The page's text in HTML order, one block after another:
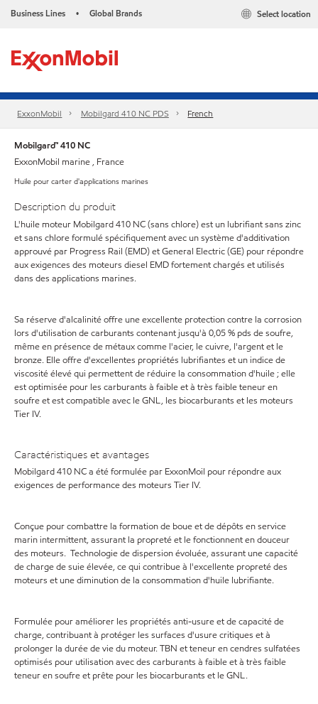
Business Lines • Global Brands Select location
ExxonMobil Mobilgard 410 NC PDS French
Mobilgard™ 410 NC
ExxonMobil marine , France
Huile pour carter d'applications marines
Description du produit
L'huile moteur Mobilgard 410 NC (sans chlore) est un lubrifiant sans zinc
et sans chlore formulé spécifiquement avec un système d'additivation
approuvé par Progress Rail (EMD) et General Electric (GE) pour répondre
aux exigences des moteurs diesel EMD fortement chargés et utilisés
dans des applications marines.
Sa réserve d'alcalinité offre une excellente protection contre la corrosion
lors d'utilisation de carburants contenant jusqu'à 0,05 % pds de soufre,
même en présence de métaux comme l'acier, le cuivre, l'argent et le
bronze. Elle offre d'excellentes propriétés lubrifiantes et un indice de
viscosité élevé qui permettent de réduire la consommation d'huile ; elle
est optimisée pour les carburants à faible et à très faible teneur en
soufre et est compatible avec le GNL, les biocarburants et les moteurs
Tier IV.
Caractéristiques et avantages
Mobilgard 410 NC a été formulée par ExxonMoil pour répondre aux
exigences de performance des moteurs Tier IV.
Conçue pour combattre la formation de boue et de dépôts en service
marin intermittent, assurant la propreté et le fonctionnent en douceur
des moteurs. Technologie de dispersion évoluée, assurant une capacité
de charge de suie élevée, ce qui contribue à l'excellente propreté des
moteurs et une diminution de la consommation d'huile lubrifiante.
Formulée pour améliorer les propriétés anti-usure et de capacité de
charge, contribuant à protéger les surfaces d'usure critiques et à
prolonger la durée de vie du moteur. TBN et teneur en cendres sulfatées
optimisés pour utilisation avec des carburants à faible et à très faible
teneur en soufre et prête pour les biocarburants et le GNL.